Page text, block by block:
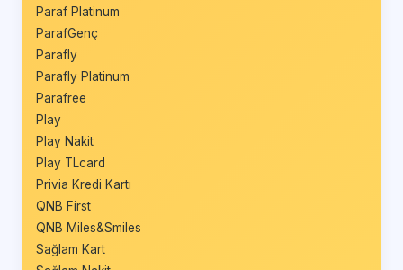
Paraf Platinum
ParafGenç
Parafly
Parafly Platinum
Parafree
Play
Play Nakit
Play TLcard
Privia Kredi Kartı
QNB First
QNB Miles&Smiles
Sağlam Kart